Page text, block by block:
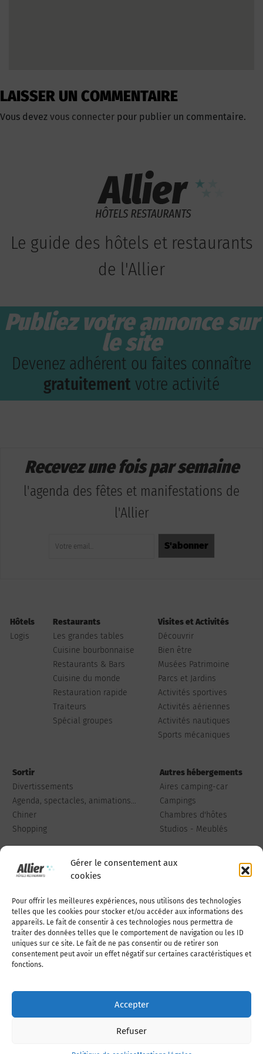
Gérer le consentement aux
cookies
Pour offrir les meilleures expériences, nous utilisons des technologies
telles que les cookies pour stocker et/ou accéder aux informations des
appareils. Le fait de consentir à ces technologies nous permettra de
traiter des données telles que le comportement de navigation ou les ID
uniques sur ce site. Le fait de ne pas consentir ou de retirer son
consentement peut avoir un effet négatif sur certaines caractéristiques et
fonctions.
Accepter
Refuser
LAISSER UN COMMENTAIRE
Vous devez vous connecter pour publier un commentaire.
Le guide des hôtels et restaurants
de l'Allier
Publiez votre annonce sur
le site
Devenez adhérent ou faites connaître
gratuitement votre activité
Recevez une fois par semaine
l'agenda des fêtes et manifestations de
l'Allier
Hôtels
Logis
Restaurants
Les grandes tables
Cuisine bourbonnaise
Restaurants & Bars
Cuisine du monde
Restauration rapide
Traiteurs
Spécial groupes
Visites et Activités
Découvrir
Bien être
Musées Patrimoine
Parcs et Jardins
Activités sportives
Activités aériennes
Activités nautiques
Sports mécaniques
Sortir
Divertissements
Agenda, spectacles, animations...
Chiner
Shopping
Autres hébergements
Aires camping-car
Campings
Chambres d'hôtes
Studios - Meublés
Qui sommes-nous Publiez votre annonce
Adhérer à l’association Nous contacter
Politique de cookies (UE)